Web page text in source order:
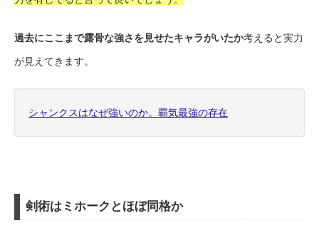
過去にここまで露骨な強さを見せたキャラがいたか考えると実力
が見えてきます。
シャンクスはなぜ強いのか。覇気最強の存在
剣術はミホークとほぼ同格か